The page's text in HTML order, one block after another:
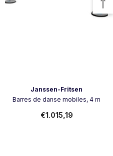
Vendeur:Janssen-Fritsen
Barres de danse mobiles, 4 m
€1.015,19